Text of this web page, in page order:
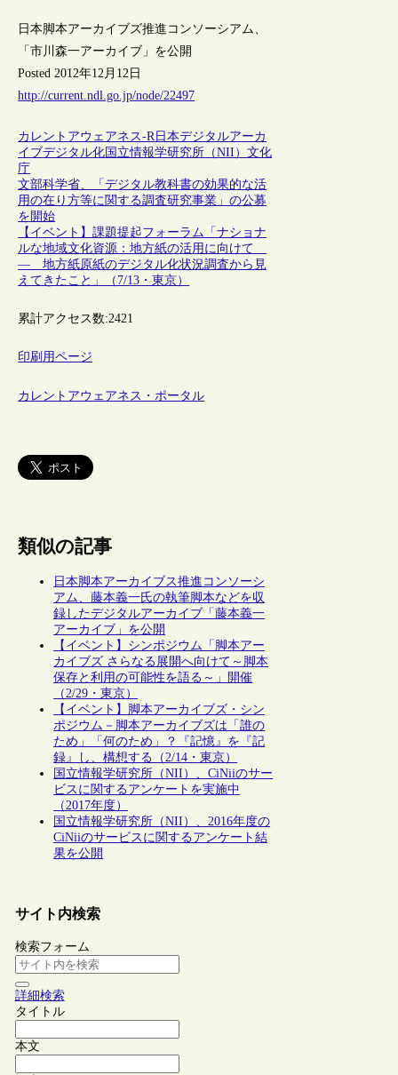
日本脚本アーカイブズ推進コンソーシアム、
「市川森一アーカイブ」を公開
Posted 2012年12月12日
http://current.ndl.go.jp/node/22497
カレントアウェアネス-R日本デジタルアーカ
イブデジタル化国立情報学研究所（NII）文化
庁
文部科学省、「デジタル教科書の効果的な活
用の在り方等に関する調査研究事業」の公募
を開始
【イベント】課題提起フォーラム「ナショナ
ルな地域文化資源：地方紙の活用に向けて
― 地方紙原紙のデジタル化状況調査から見
えてきたこと」（7/13・東京）
累計アクセス数:2421
印刷用ページ
カレントアウェアネス・ポータル
類似の記事
日本脚本アーカイブス推進コンソーシ
アム、藤本義一氏の執筆脚本などを収
録したデジタルアーカイブ「藤本義一
アーカイブ」を公開
【イベント】シンポジウム「脚本アー
カイブズ さらなる展開へ向けて～脚本
保存と利用の可能性を語る～」開催
（2/29・東京）
【イベント】脚本アーカイブズ・シン
ポジウム－脚本アーカイブズは「誰の
ため」「何のため」？『記憶』を『記
録』し、構想する（2/14・東京）
国立情報学研究所（NII）、CiNiiのサー
ビスに関するアンケートを実施中
（2017年度）
国立情報学研究所（NII）、2016年度の
CiNiiのサービスに関するアンケート結
果を公開
サイト内検索
検索フォーム
詳細検索
タイトル
本文